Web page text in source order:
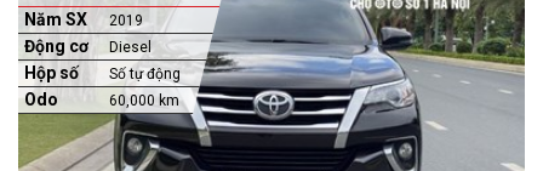
Năm SX 2019
Động cơ Diesel
Hộp số Số tự động
Odo 60,000 km